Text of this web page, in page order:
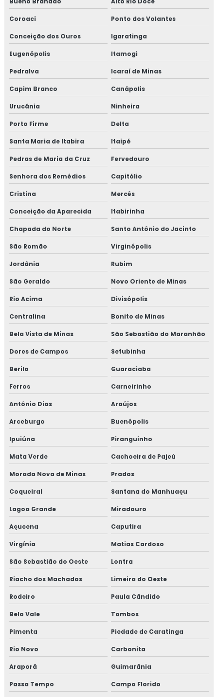
Coroaci Ponto dos Volantes
Conceição dos Ouros Igaratinga
Eugenópolis Itamogi
Pedralva Icaraí de Minas
Capim Branco Canápolis
Urucânia Ninheira
Porto Firme Delta
Santa Maria de Itabira Itaipé
Pedras de Maria da Cruz Fervedouro
Senhora dos Remédios Capitólio
Cristina Mercês
Conceição da Aparecida Itabirinha
Chapada do Norte Santo Antônio do Jacinto
São Romão Virginópolis
Jordânia Rubim
São Geraldo Novo Oriente de Minas
Rio Acima Divisópolis
Centralina Bonito de Minas
Bela Vista de Minas São Sebastião do Maranhão
Dores de Campos Setubinha
Berilo Guaraciaba
Ferros Carneirinho
Antônio Dias Araújos
Arceburgo Buenópolis
Ipuiúna Piranguinho
Mata Verde Cachoeira de Pajeú
Morada Nova de Minas Prados
Coqueiral Santana do Manhuaçu
Lagoa Grande Miradouro
Açucena Caputira
Virgínia Matias Cardoso
São Sebastião do Oeste Lontra
Riacho dos Machados Limeira do Oeste
Rodeiro Paula Cândido
Belo Vale Tombos
Pimenta Piedade de Caratinga
Rio Novo Carbonita
Araporã Guimarânia
Passa Tempo Campo Florido